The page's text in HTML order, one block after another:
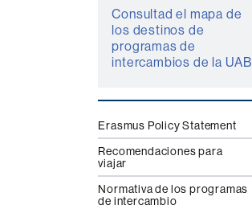
Consultad el mapa de
los destinos de
programas de
intercambios de la UAB
Erasmus Policy Statement
Recomendaciones para
viajar
Normativa de los programas
de intercambio